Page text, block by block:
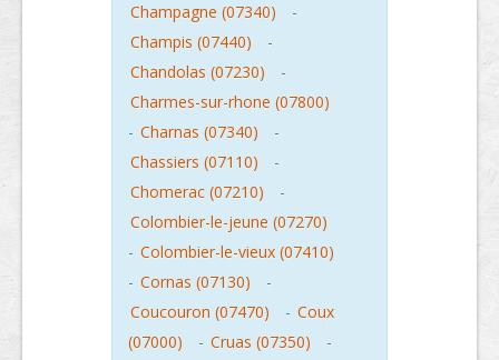
Champagne (07340)
-
Champis (07440)
-
Chandolas (07230)
-
Charmes-sur-rhone (07800)
- Charnas (07340)
-
Chassiers (07110)
-
Chomerac (07210)
-
Colombier-le-jeune (07270)
- Colombier-le-vieux (07410)
- Cornas (07130)
-
Coucouron (07470)
- Coux
(07000)
- Cruas (07350)
-